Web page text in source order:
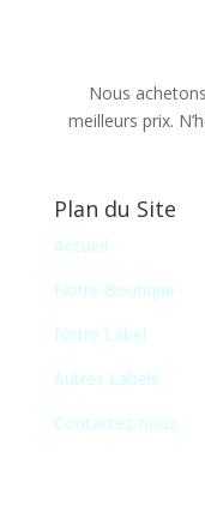
Nous
meilleurs prix.
Plan du Site
Accueil
Notre Boutique
Notre Label
Autres Labels
Contactez-nous